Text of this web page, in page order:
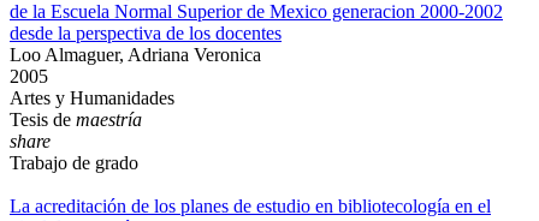
de la Escuela Normal Superior de Mexico generacion 2000-2002
desde la perspectiva de los docentes
Loo Almaguer, Adriana Veronica
2005
Artes y Humanidades
Tesis de maestría
share
Trabajo de grado
La acreditación de los planes de estudio en bibliotecología en el